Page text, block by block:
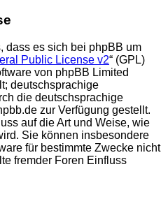
dass es sich bei phpBB um
Public License v2“ (GPL)
von phpBB Limited
deutschsprachige
die deutschsprachige
zur Verfügung gestellt.
auf die Art und Weise, wie
Sie können insbesondere
für bestimmte Zwecke nicht
fremder Foren Einfluss